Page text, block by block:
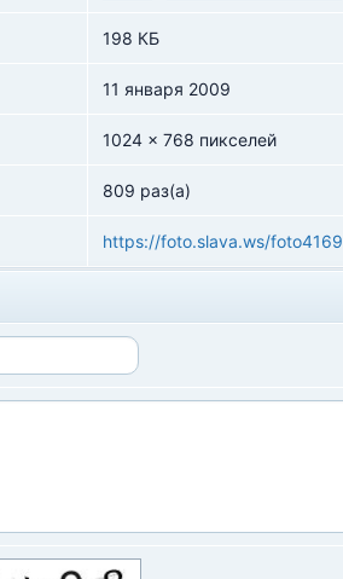
198 КБ
11 января 2009
1024 x 768 пикселей
809 раз(а)
https://foto.slava.ws/foto4169